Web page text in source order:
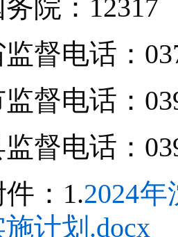
：12317
电话：
电话：
电话：
：1.2024
计划.docx